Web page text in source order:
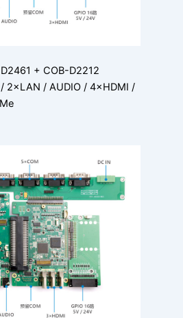
+ COB-D2212
2×LAN / AUDIO / 4×HDMI /